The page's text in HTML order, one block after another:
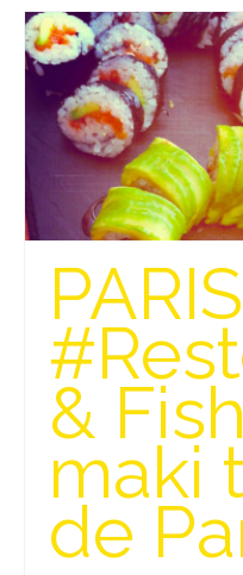
Quy Nhon
EUROPE
France
La Réunion
Paris
Poitou
Saint-Malo
Savoie
Vendée
Allemagne
Berlin
&
maki
de